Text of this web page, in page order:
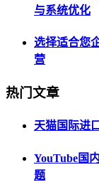
与系统优化
选择适合您
营
热门文章
天猫国际进
YouTube国
题